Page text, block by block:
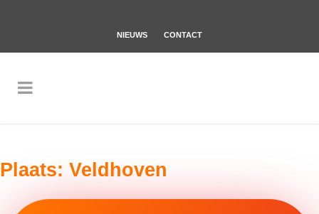
NIEUWS CONTACT
Plaats: Veldhoven